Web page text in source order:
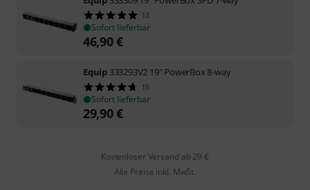
12
Sofort lieferbar
46,90€
Equip 333293V2 19" PowerBox 8-way
15
Sofort lieferbar
29,90€
Kostenloser Versand ab 29 €
Alle Preise inkl. MwSt.